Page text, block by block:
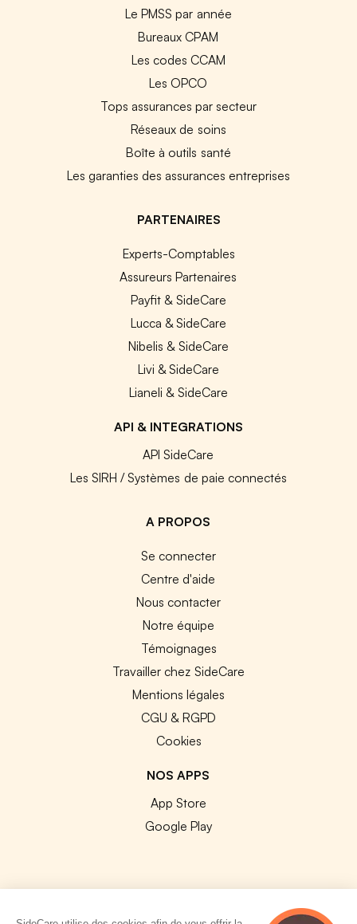
Le PMSS par année
Bureaux CPAM
Les codes CCAM
Les OPCO
Tops assurances par secteur
Réseaux de soins
Boîte à outils santé
Les garanties des assurances entreprises
PARTENAIRES
Experts-Comptables
Assureurs Partenaires
Payfit & SideCare
Lucca & SideCare
Nibelis & SideCare
Livi & SideCare
Lianeli & SideCare
API & INTEGRATIONS
API SideCare
Les SIRH / Systèmes de paie connectés
A PROPOS
Se connecter
Centre d'aide
Nous contacter
Notre équipe
Témoignages
Travailler chez SideCare
Mentions légales
CGU & RGPD
Cookies
NOS APPS
App Store
Google Play